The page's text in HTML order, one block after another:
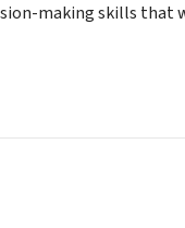
making skills that